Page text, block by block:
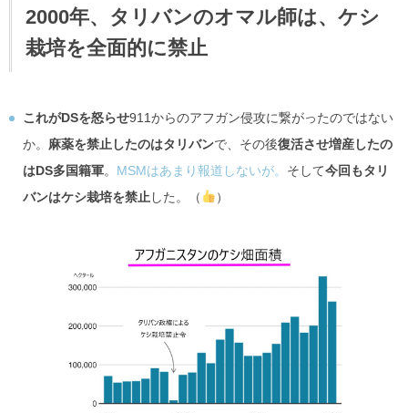
2000年、タリバンのオマル師は、ケシ
栽培を全面的に禁止
これがDSを怒らせ911からのアフガン侵攻に繋がったのではない
か。 麻薬を禁止したのはタリバンで、その後復活させ増産したの
はDS多国籍軍。 MSMはあまり報道しないが。 そして今回もタリ
バンはケシ栽培を禁止 した。（ ）